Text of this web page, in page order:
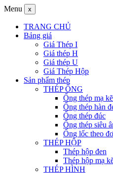
Menu x
TRANG CHỦ
Bảng giá
Giá Thép I
Giá thép H
Giá thép U
Giá Thép Hộp
Sản phẩm thép
THÉP ỐNG
Ống thép mạ
Ống thép hàn
Ống thép đúc
Ống thép siêu
Ống lốc theo
THÉP HỘP
Thép hộp đen
Thép hộp mạ
THÉP HÌNH